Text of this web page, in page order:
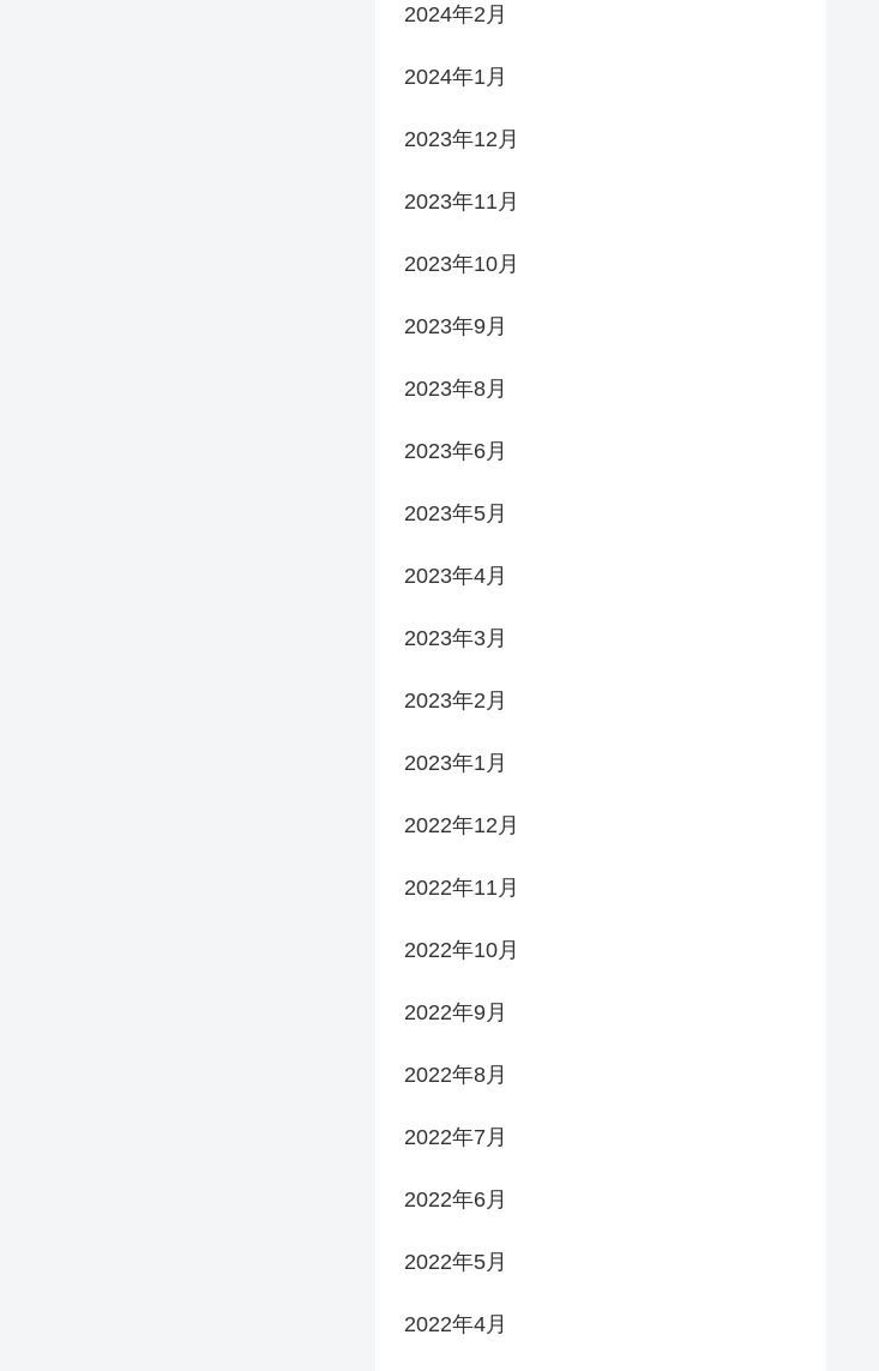
2024年2月
2024年1月
2023年12月
2023年11月
2023年10月
2023年9月
2023年8月
2023年6月
2023年5月
2023年4月
2023年3月
2023年2月
2023年1月
2022年12月
2022年11月
2022年10月
2022年9月
2022年8月
2022年7月
2022年6月
2022年5月
2022年4月